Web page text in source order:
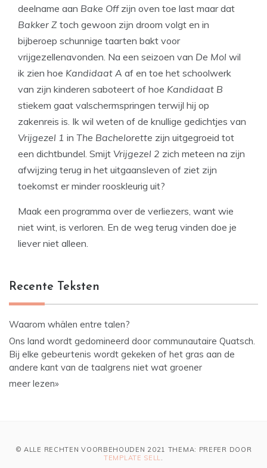
deelname aan Bake Offzijn oven toe last maar dat
Bakker Z toch gewoon zijn droom volgt en in
bijberoep schunnige taarten bakt voor
vrijgezellenavonden. Na een seizoen van De Mol wil
ik zien hoe Kandidaat A af en toe het schoolwerk
van zijn kinderen saboteert of hoe Kandidaat B
stiekem gaat valschermspringen terwijl hij op
zakenreis is. Ik wil weten of de knullige gedichtjes van
Vrijgezel 1 in The Bachelorette zijn uitgegroeid tot
een dichtbundel. Smijt Vrijgezel 2 zich meteen na zijn
afwijzing terug in het uitgaansleven of ziet zijn
toekomst er minder rooskleurig uit?
Maak een programma over de verliezers, want wie
niet wint, is verloren. En de weg terug vinden doe je
liever niet alleen.
Recente Teksten
Waarom whälen entre talen?
Ons land wordt gedomineerd door communautaire Quatsch.
Bij elke gebeurtenis wordt gekeken of het gras aan de
andere kant van de taalgrens niet wat groener
meer lezen»
© ALLE RECHTEN VOORBEHOUDEN 2021 THEMA: PREFER DOOR
TEMPLATE SELL.